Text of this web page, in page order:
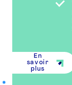
En
savoir
plus